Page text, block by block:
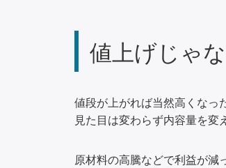
値上げじゃ
値段が上がれば当然高くなっ
見た目は変わらず内容量を変
原材料の高騰などで利益が減